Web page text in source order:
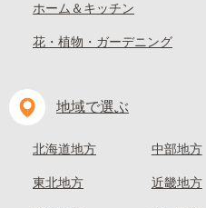
ホーム＆キッチン
花・植物・ガーデニング
地域で選ぶ
北海道地方
東北地方
中部地方
近畿地方